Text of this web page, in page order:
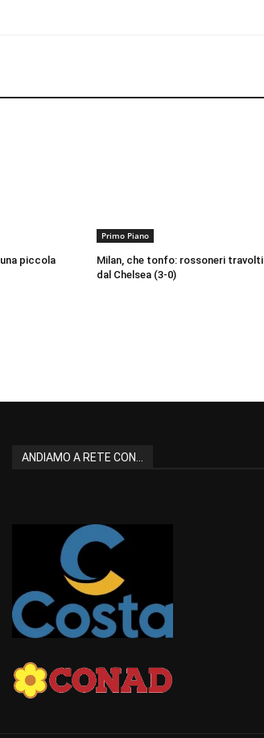
piccola
Primo Piano
Milan, che tonfo: rossoneri travolti
dal Chelsea (3-0)
ANDIAMO A RETE CON...